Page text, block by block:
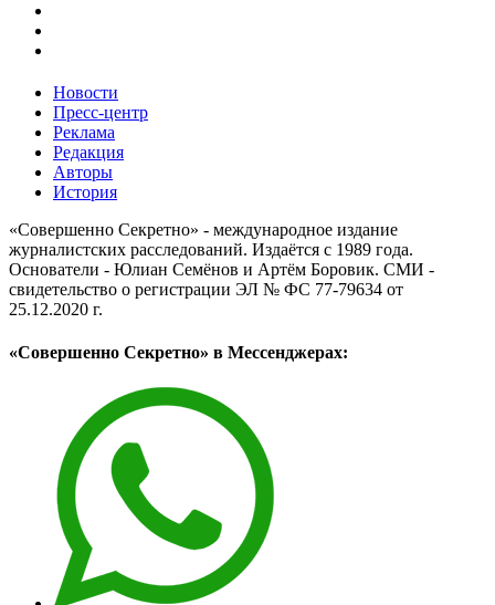
Новости
Пресс-центр
Реклама
Редакция
Авторы
История
«Совершенно Секретно» - международное издание
журналистских расследований. Издаётся с 1989 года.
Основатели - Юлиан Семёнов и Артём Боровик. CМИ -
свидетельство о регистрации ЭЛ № ФС 77-79634 от
25.12.2020 г.
«Совершенно Секретно» в Мессенджерах: